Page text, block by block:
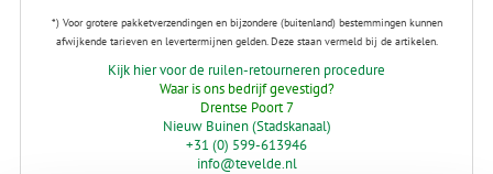
*) Voor grotere pakketverzendingen en bijzondere (buitenland) bestemmingen kunnen
afwijkende tarieven en levertermijnen gelden. Deze staan vermeld bij de artikelen.
Kijk hier voor de ruilen-retourneren procedure
Waar is ons bedrijf gevestigd?
Drentse Poort 7
Nieuw Buinen (Stadskanaal)
+31 (0) 599-613946
info@tevelde.nl